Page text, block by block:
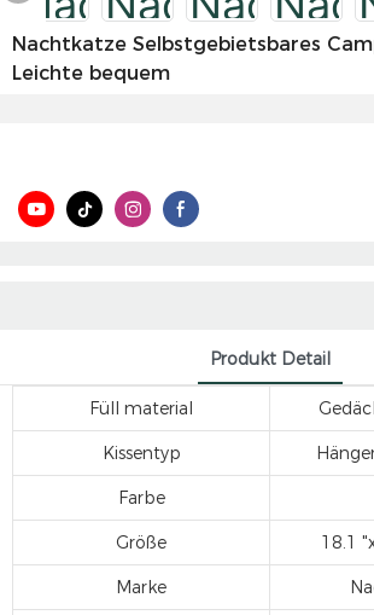
Nachtkatze Selbstgebietsbares
Leichte bequem
Produkt Detail
Füll material
Kissentyp
Farbe
Größe 18.1
Marke